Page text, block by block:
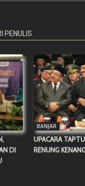
PENULIS
DI
BANJAR
UPACARA
RENUNG